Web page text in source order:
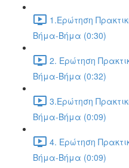
1.Ερώτηση
Βήμα-Βήμα (0:30)
2. Ερώτηση
Βήμα-Βήμα (0:32)
3.Ερώτηση
Βήμα-Βήμα (0:09)
4. Ερώτηση
Βήμα-Βήμα (0:09)